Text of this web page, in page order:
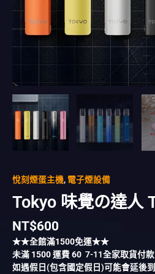
悅刻煙蛋主機, 電子煙設備
Tokyo 味覺の達人
NT$600
★★全館滿1500免運★★
未滿 1500運費60 7-11全家取貨付款
如遇假日(包含國定假日)可能會延後